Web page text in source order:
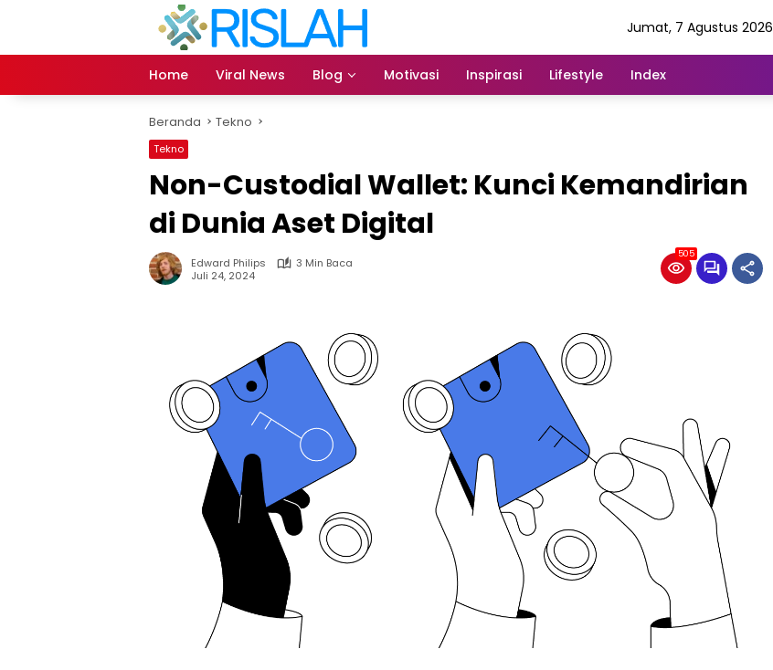
Jumat, 7 Agustus 2026
Home Viral News Blog Motivasi Inspirasi Lifestyle Index
Beranda Tekno
Tekno
Non-Custodial Wallet: Kunci Kemandirian
di Dunia Aset Digital
Edward Philips
3 Min Baca
Juli 24, 2024
505